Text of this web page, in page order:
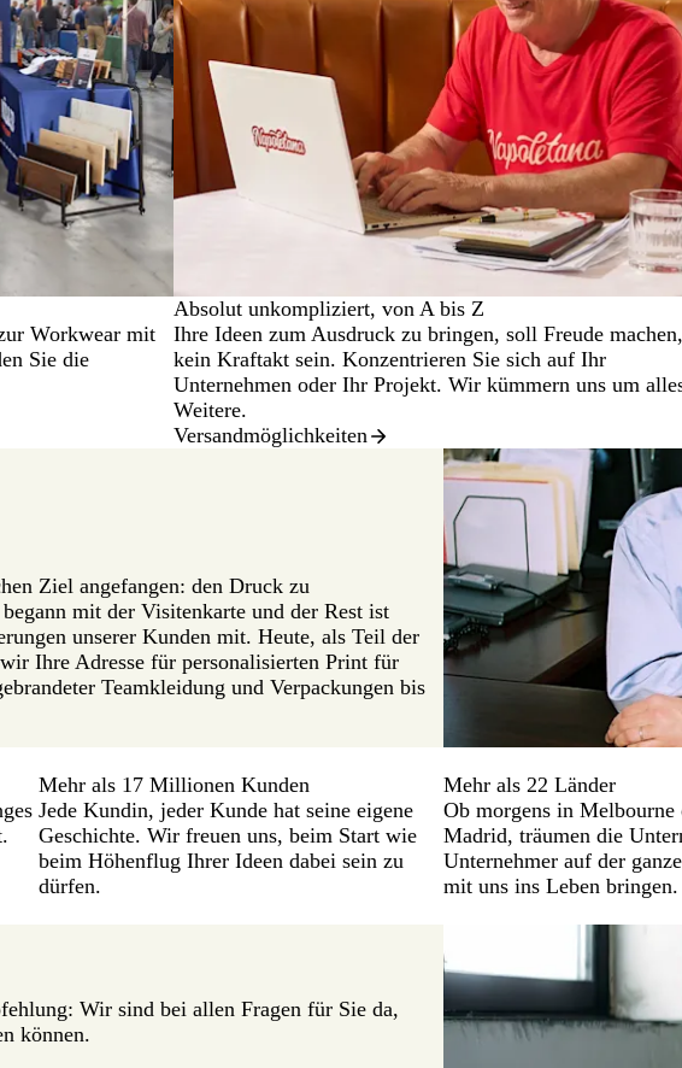
Workwear mit
Sie die
Absolut unkompliziert, von A bis Z
Ihre Ideen zum Ausdruck zu bringen, soll Freude machen,
kein Kraftakt sein. Konzentrieren Sie sich auf Ihr
Unternehmen oder Ihr Projekt. Wir kümmern uns um
Weitere.
Versandmöglichkeiten
Ziel angefangen: den Druck zu
mit der Visitenkarte und der Rest ist
unserer Kunden mit. Heute, als Teil der
Ihre Adresse für personalisierten Print für
Teamkleidung und Verpackungen bis
Mehr als 17 Millionen Kunden
Jede Kundin, jeder Kunde hat seine eigene
Geschichte. Wir freuen uns, beim Start wie
beim Höhenflug Ihrer Ideen dabei sein zu
dürfen.
Mehr als 22 Länder
Ob morgens in Melbourne
Madrid, träumen die
Unternehmer auf der
mit uns ins Leben bringen.
Wir sind bei allen Fragen für Sie da,
können.